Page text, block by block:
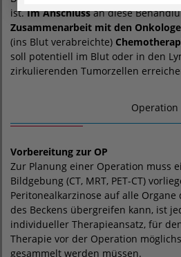
ist.Im Anschlussan diese
Zusammenarbeit mit den
(ins Blut verabreichte)
soll potentiell im Blut oder in den
zirkulierenden Tumorzellen
Operation
Vorbereitung zur OP
Zur Planung einer Operation muss
Bildgebung (CT, MRT, PET-CT)
Peritonealkarzinose auf alle Organe
des Beckens übergreifen kann, ist
individueller Therapieansatz, für
Therapie vor der Operation
gesammelt werden müssen.